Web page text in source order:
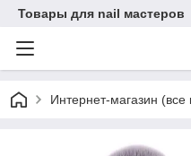
Товары для nail мастеров
Интернет-магазин (все